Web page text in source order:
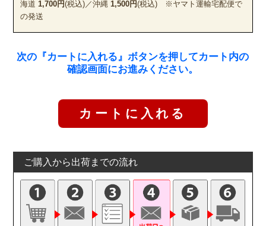
海道 1,700円(税込)／沖縄 1,500円(税込) ※ヤマト運輸宅配便で
の発送
次の『カートに入れる』ボタンを押してカート内の
確認画面にお進みください。
ご購入から出荷までの流れ